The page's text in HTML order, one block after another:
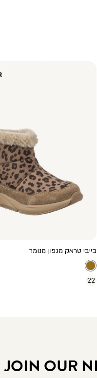
בייבי טראק מגפון מנומר
22
JOIN OUR